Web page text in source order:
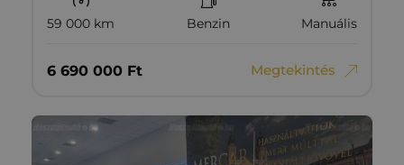
59 000 km Benzin Manuális
6‏‏‎ ‎690‏‏‎ ‎000 Ft Megtekintés